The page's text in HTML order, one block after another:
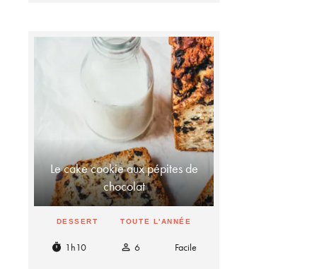
Le cake cookie aux pépites de
chocolat
DESSERT TOUTE L'ANNÉE
timer 1h10 person_outline 6 Facile